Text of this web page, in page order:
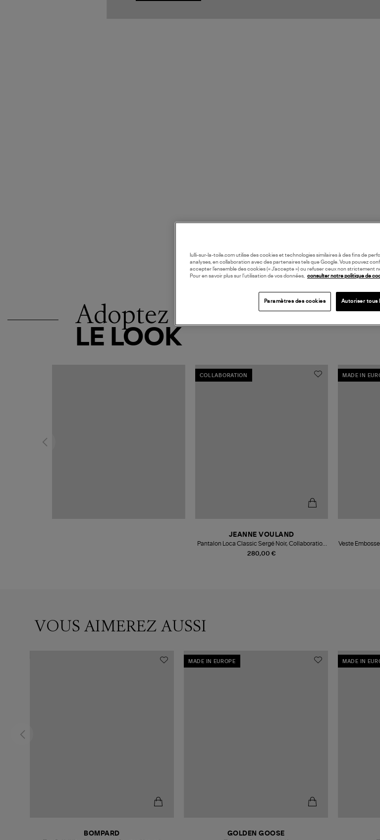
Adoptez
LE LOOK
COLLABORATION
280,00 €
JEANNE VOULAND
Pantalon Loca Classic Sergé Noir, Collaboration
JV x Véronika Loubry
MADE IN
Veste
VOUS AIMEREZ AUSSI
BOMPARD
MADE IN EUROPE
GOLDEN GOOSE
MADE IN
lulli-sur-la-toile.com utilise des cookies et technologies similaires à des fins de
analyses, en collaboration avec des partenaires tels que Google. Vous pouvez
accepter l’ensemble des cookies (« J’accepte ») ou refuser ceux non strictement
Pour en savoir plus sur l’utilisation de vos données, consulter notre politique de
Paramètres des cookies Autoriser tous